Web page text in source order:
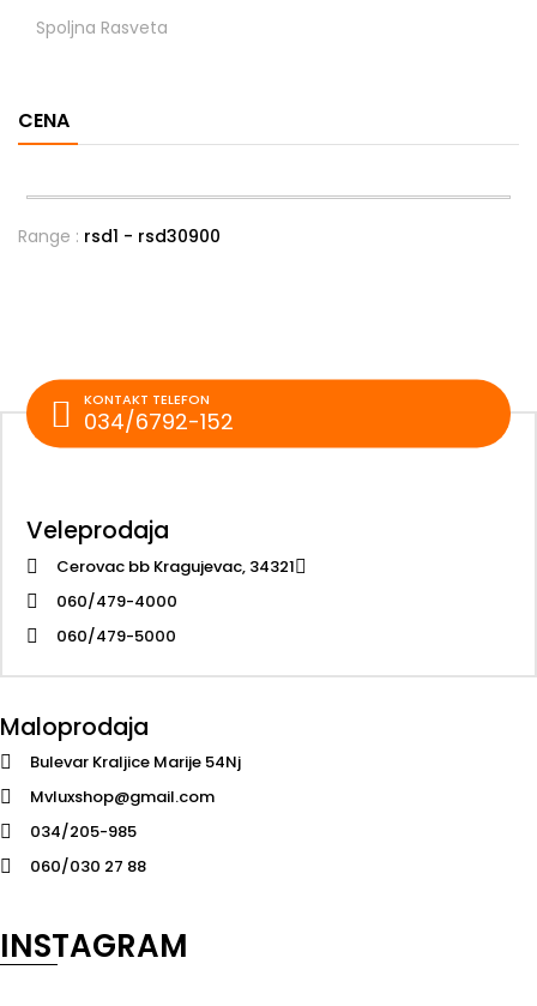
Spoljna Rasveta
CENA
Range : rsd1 - rsd30900
KONTAKT TELEFON
034/6792-152
Veleprodaja
Cerovac bb Kragujevac, 34321
060/479-4000
060/479-5000
Maloprodaja
Bulevar Kraljice Marije 54Nj
Mvluxshop@gmail.com
034/205-985
060/030 27 88
INSTAGRAM